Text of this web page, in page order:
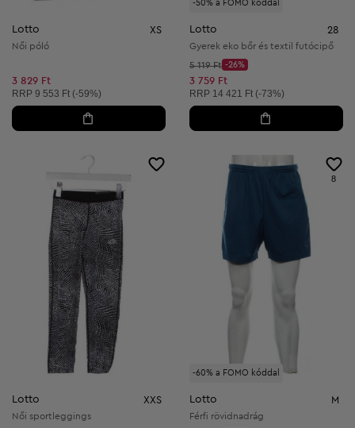
Lotto XS
Női póló
3 829 Ft
Ajánlott ár:
RRP 9 553 Ft (-59%)
-50% a FOMO kóddal
Lotto 28
Gyerek eko bőr és textil futócipő
Kezdő ár:
5 119 Ft
Discount Price:
-26%
Csökkentett ár:
3 759 Ft
Ajánlott ár:
RRP 14 421 Ft (-73%)
Lotto XXS
Női sportleggings
-60% a FOMO kóddal
8
Lotto M
Férfi rövidnadrág